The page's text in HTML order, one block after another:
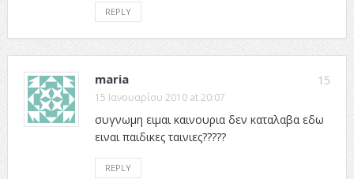
REPLY
15
maria
15 Ιανουαρίου 2010 at 20:07
συγνωμη ειμαι καινουρια δεν καταλαβα εδω
ειναι παιδικες ταινιες?????
REPLY